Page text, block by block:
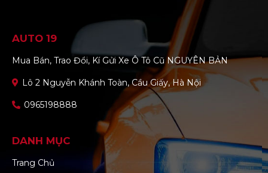
AUTO 19
Mua Bán, Trao Đổi, Kí Gửi Xe Ô Tô Cũ NGUYÊN BẢN
Lô 2 Nguyễn Khánh Toàn, Cầu Giấy, Hà Nội
0965198888
DANH MỤC
Trang Chủ